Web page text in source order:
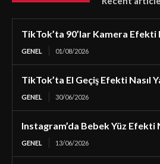
TikTok’ta 90’lar Kamera Efekti
GENEL 01/08/2026
TikTok’ta El Geçiş Efekti Nasıl
GENEL 30/06/2026
Instagram’da Bebek Yüz Efekti
GENEL 13/06/2026